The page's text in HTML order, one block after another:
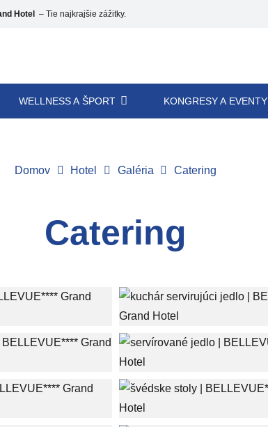
Hotel – Tie najkrajšie zážitky.
WELLNESS A ŠPORT KONGRESY A EVENTY
Domov Hotel Galéria Catering
Catering